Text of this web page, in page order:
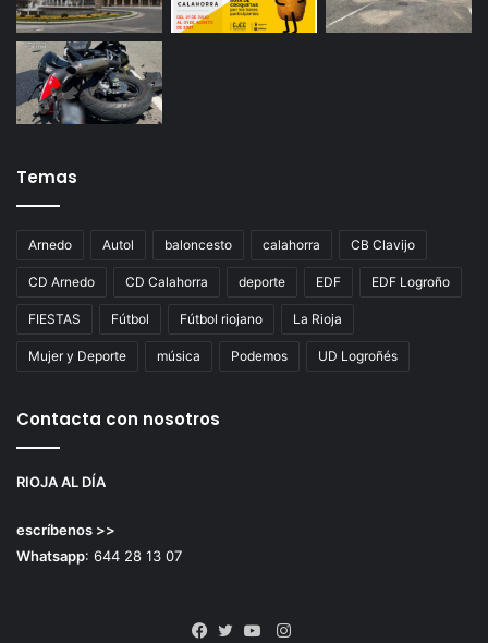
Temas
Arnedo Autol baloncesto calahorra CB Clavijo
CD Arnedo CD Calahorra deporte EDF EDF Logroño
FIESTAS Fútbol Fútbol riojano La Rioja
Mujer y Deporte música Podemos UD Logroñés
Contacta con nosotros
RIOJA AL DÍA
escríbenos >>
Whatsapp: 644 28 13 07
Instagram